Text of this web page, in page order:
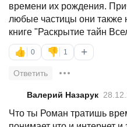
времени их рождения.
любые частицы они также
книге "Раскрытие тайн
👍 0 👎 1 +
Ответить
Валерий Назарук
Что ты Роман тратишь